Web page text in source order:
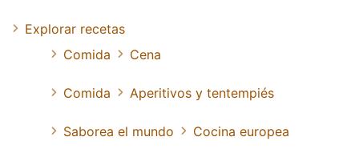
Explorar recetas
Comida
Cena
Comida Aperitivos y tentempiés
Saborea el mundo Cocina europea